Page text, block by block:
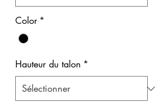
Color *
Hauteur du talon *